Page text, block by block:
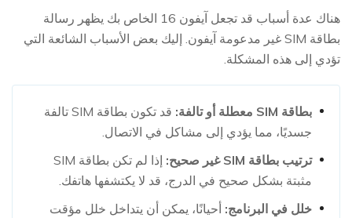
هناك عدة أسباب قد تجعل آيفون 16 الخاص بك يظهر رسالة
بطاقة SIM غير مدعومة آيفون. إليك بعض الأسباب الشائعة التي
تؤدي إلى هذه المشكلة.
بطاقة SIM معطلة أو تالفة:
قد تكون بطاقة SIM تالفة
جسديًا، مما يؤدي إلى مشاكل في الاتصال.
ترتيب بطاقة SIM غير صحيح:
إذا لم تكن بطاقة SIM
مثبتة بشكل صحيح في الدرج، قد لا يكتشفها هاتفك.
خلل في البرنامج: أحيانًا، يمكن أن يتداخل خلل مؤقت